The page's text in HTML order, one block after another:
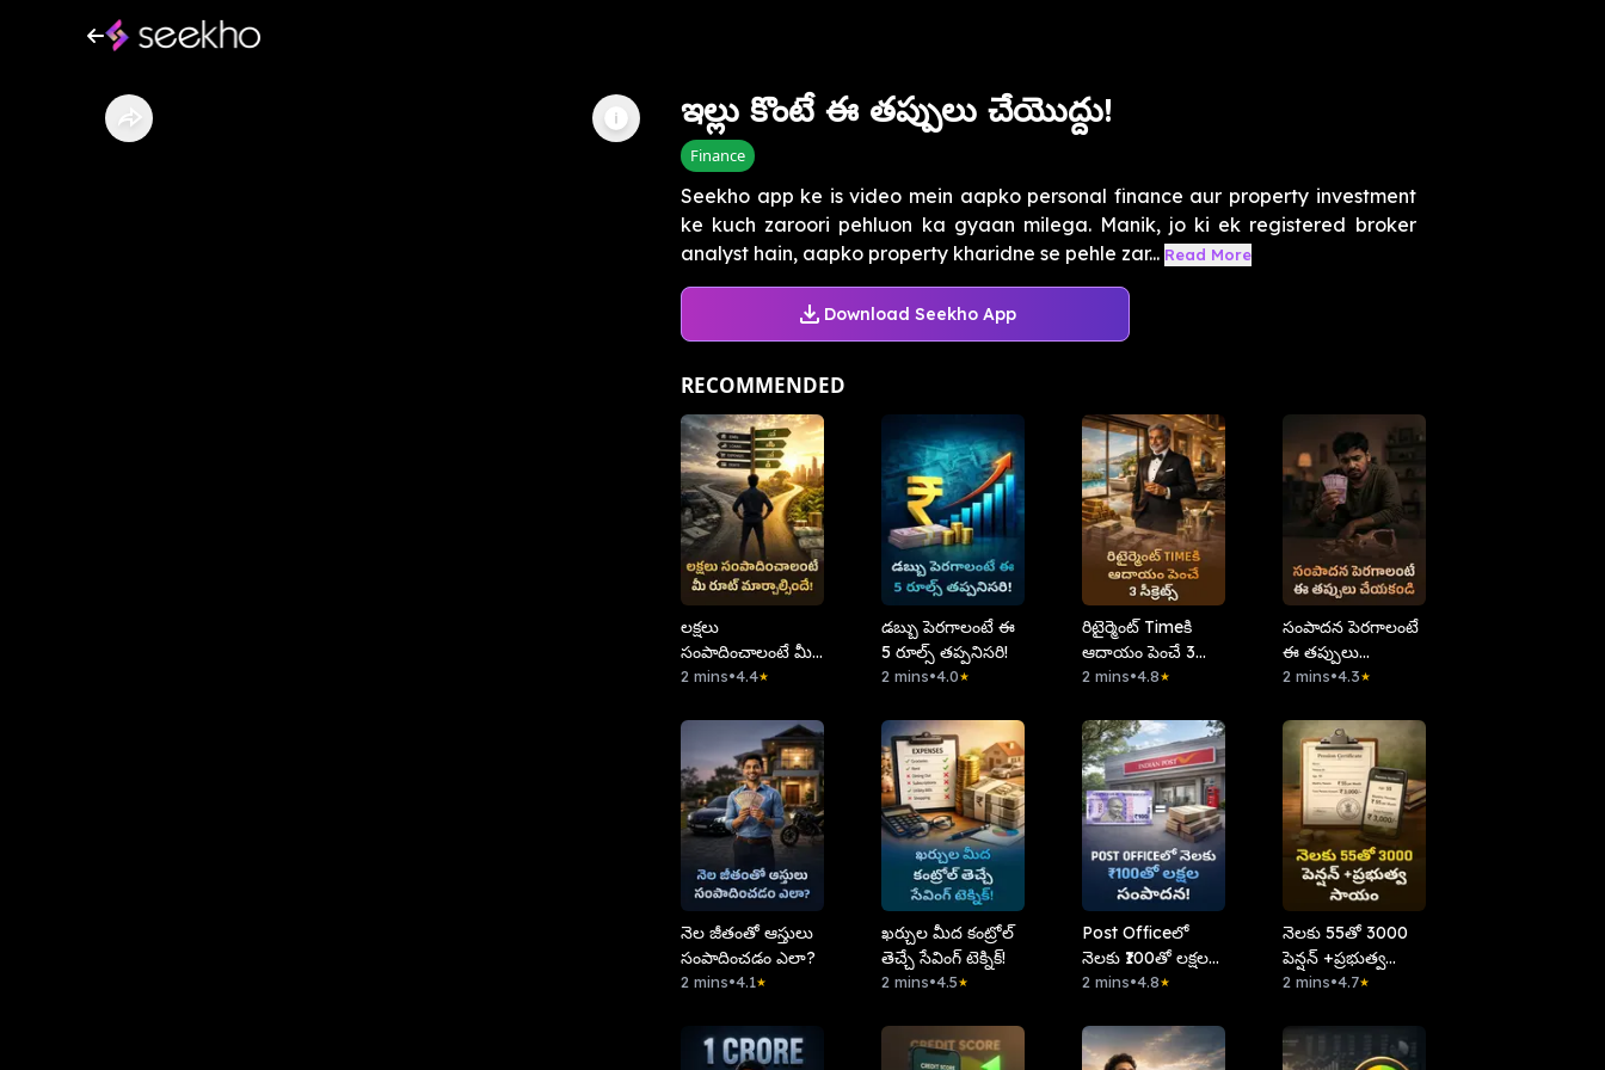
ఇల్లు కొంటే ఈ తప్పులు చేయొద్దు!
Finance
Seekho app ke is video mein aapko personal finance aur property investment
ke kuch zaroori pehluon ka gyaan milega. Manik, jo ki ek registered broker
analyst hain, aapko property kharidne se pehle zar... Read More
Download Seekho App
RECOMMENDED
లక్షలు
సంపాదించాలంటే మీ
రూట్ మార్చాల్సిందే!
2 mins•4.4★
డబ్బు పెరగాలంటే ఈ
5 రూల్స్ తప్పనిసరి!
2 mins•4.0★
రిటైర్మెంట్ Timeకి
ఆదాయం పెంచే 3
సీక్రెట్స్
2 mins•4.8★
సంపాదన పెరగాలంటే
ఈ తప్పులు
చేయకండి
2 mins•4.3★
నెల జీతంతో ఆస్తులు
సంపాదించడం ఎలా?
2 mins•4.1★
ఖర్చుల మీద కంట్రోల్
తెచ్చే సేవింగ్ టెక్నిక్!
2 mins•4.5★
Post Officeలో
నెలకు ₹100తో లక్షల
సంపాదన!
2 mins•4.8★
నెలకు 55తో 3000
పెన్షన్ +ప్రభుత్వ
సాయం
2 mins•4.7★